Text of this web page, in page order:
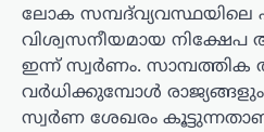
ലോക സമ്പദ്‌വ്യവസ്ഥയിലെ
വിശ്വസനീയമായ
ഇന്ന് സ്വർണം. സാമ്പത്തിക
വർധിക്കുമ്പോൾ
സ്വർണ ശേഖരം